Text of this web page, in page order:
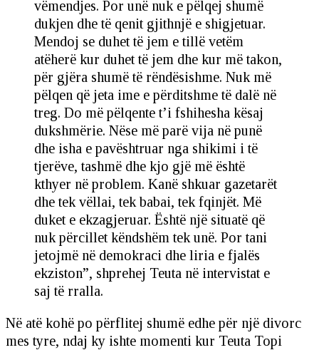
vëmendjes. Por unë nuk e pëlqej shumë
dukjen dhe të qenit gjithnjë e shigjetuar.
Mendoj se duhet të jem e tillë vetëm
atëherë kur duhet të jem dhe kur më takon,
për gjëra shumë të rëndësishme. Nuk më
pëlqen që jeta ime e përditshme të dalë në
treg. Do më pëlqente t’i fshihesha kësaj
dukshmërie. Nëse më parë vija në punë
dhe isha e pavështruar nga shikimi i të
tjerëve, tashmë dhe kjo gjë më është
kthyer në problem. Kanë shkuar gazetarët
dhe tek vëllai, tek babai, tek fqinjët. Më
duket e ekzagjeruar. Është një situatë që
nuk përcillet këndshëm tek unë. Por tani
jetojmë në demokraci dhe liria e fjalës
ekziston”, shprehej Teuta në intervistat e
saj të rralla.
Në atë kohë po përflitej shumë edhe për një divorc
mes tyre, ndaj ky ishte momenti kur Teuta Topi